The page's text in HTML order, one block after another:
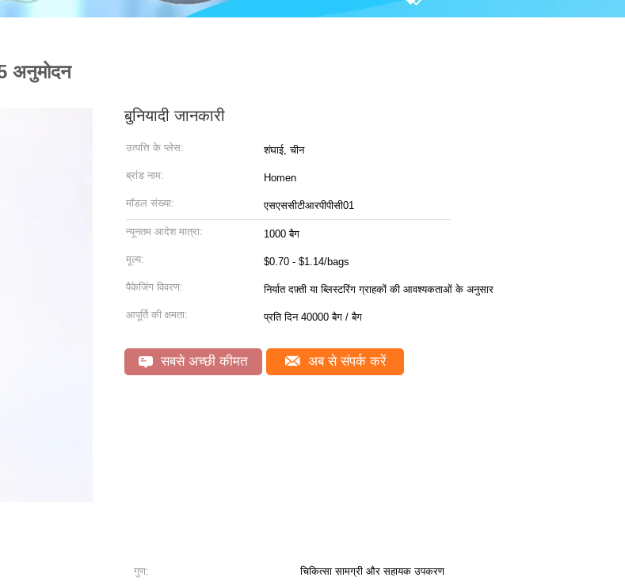
अनुमोदन
बुनियादी जानकारी
उत्पत्ति के प्लेस: शंघाई, चीन
ब्रांड नाम: Homen
मॉडल संख्या: एसएससीटीआरपीपीसी01
न्यूनतम आदेश मात्रा: 1000 बैग
मूल्य: $0.70 - $1.14/bags
पैकेजिंग विवरण: निर्यात दफ़्ती या ब्लिस्टरिंग ग्राहकों की आवश्यकताओं के अनुसार
आपूर्ति की क्षमता: प्रति दिन 40000 बैग / बैग
सबसे अच्छी कीमत अब से संपर्क करें
गुण:
चिकित्सा सामग्री और सहायक उपकरण